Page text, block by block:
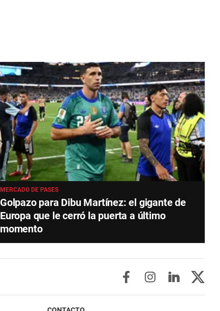
MERCADO DE PASES
Golpazo para Dibu Martínez: el gigante de
Europa que le cerró la puerta a último
momento